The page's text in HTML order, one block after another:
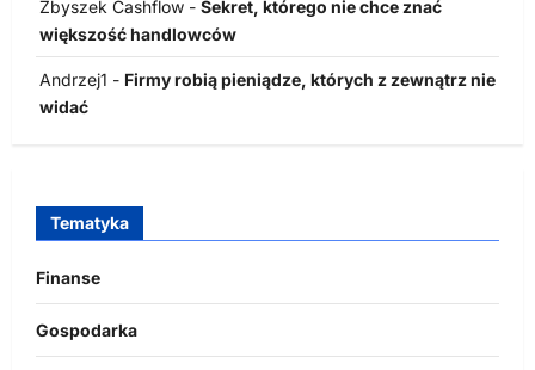
Zbyszek Cashflow - Sekret, którego nie chce znać
większość handlowców
Andrzej1 - Firmy robią pieniądze, których z zewnątrz nie
widać
Tematyka
Finanse
Gospodarka